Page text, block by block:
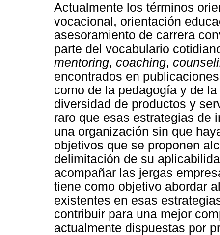
Actualmente los términos
vocacional, orientación
asesoramiento de carrera
parte del vocabulario
mentoring, coaching,
encontrados en
como de la pedagogía y de
diversidad de productos y
raro que esas estrategias de
una organización sin que
objetivos que se proponen
delimitación de su
acompañar las jergas
tiene como objetivo abordar
existentes en esas
contribuir para una mejor
actualmente dispuestas por